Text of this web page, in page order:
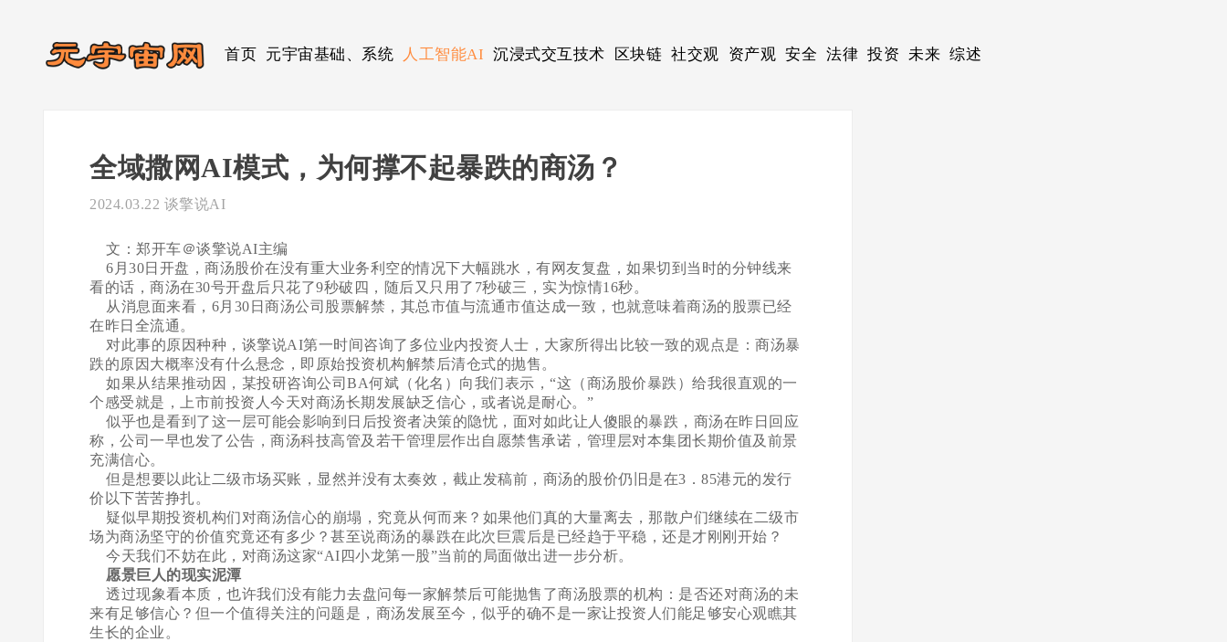
首页 元宇宙基础、系统 人工智能AI 沉浸式交互技术 区块链 社交观 资产观 安全 法律 投资 未来 综述
全域撒网AI模式，为何撑不起暴跌的商汤？
2024.03.22 谈擎说AI
文：郑开车＠谈擎说AI主编
6月30日开盘，商汤股价在没有重大业务利空的情况下大幅跳水，有网友复盘，如果切到当时的分钟线来
看的话，商汤在30号开盘后只花了9秒破四，随后又只用了7秒破三，实为惊情16秒。
从消息面来看，6月30日商汤公司股票解禁，其总市值与流通市值达成一致，也就意味着商汤的股票已经
在昨日全流通。
对此事的原因种种，谈擎说AI第一时间咨询了多位业内投资人士，大家所得出比较一致的观点是：商汤暴
跌的原因大概率没有什么悬念，即原始投资机构解禁后清仓式的抛售。
如果从结果推动因，某投研咨询公司BA何斌（化名）向我们表示，“这（商汤股价暴跌）给我很直观的一
个感受就是，上市前投资人今天对商汤长期发展缺乏信心，或者说是耐心。”
似乎也是看到了这一层可能会影响到日后投资者决策的隐忧，面对如此让人傻眼的暴跌，商汤在昨日回应
称，公司一早也发了公告，商汤科技高管及若干管理层作出自愿禁售承诺，管理层对本集团长期价值及前景
充满信心。
但是想要以此让二级市场买账，显然并没有太奏效，截止发稿前，商汤的股价仍旧是在3．85港元的发行
价以下苦苦挣扎。
疑似早期投资机构们对商汤信心的崩塌，究竟从何而来？如果他们真的大量离去，那散户们继续在二级市
场为商汤坚守的价值究竟还有多少？甚至说商汤的暴跌在此次巨震后是已经趋于平稳，还是才刚刚开始？
今天我们不妨在此，对商汤这家“AI四小龙第一股”当前的局面做出进一步分析。
愿景巨人的现实泥潭
透过现象看本质，也许我们没有能力去盘问每一家解禁后可能抛售了商汤股票的机构：是否还对商汤的未
来有足够信心？但一个值得关注的问题是，商汤发展至今，似乎的确不是一家让投资人们能足够安心观瞧其
生长的企业。